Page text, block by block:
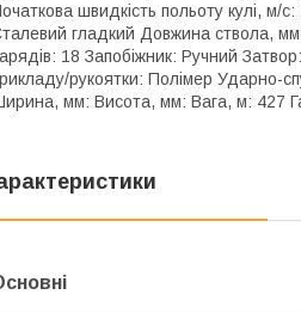
швидкість польоту кулі, м/
гладкий Довжина ствола, мм:
18 Запобіжник: Ручний
рукоятки: Полімер Ударно-
мм: Висота, мм: Вага, м: 427